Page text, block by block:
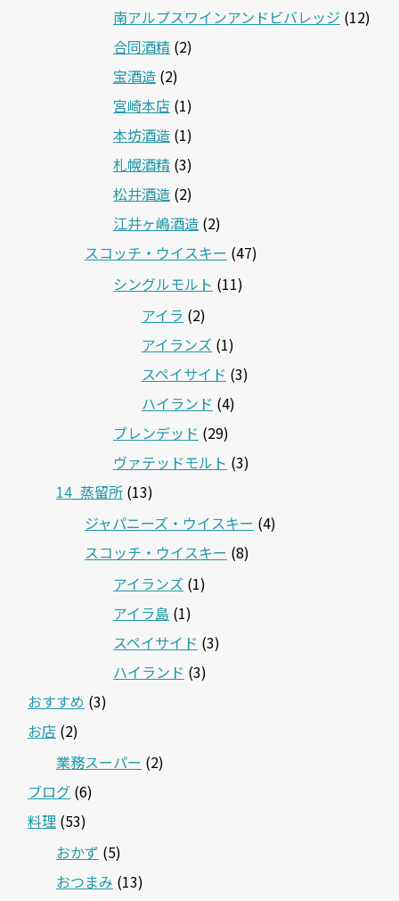
南アルプスワインアンドビバレッジ (12)
合同酒精 (2)
宝酒造 (2)
宮崎本店 (1)
本坊酒造 (1)
札幌酒精 (3)
松井酒造 (2)
江井ヶ嶋酒造 (2)
スコッチ・ウイスキー (47)
シングルモルト (11)
アイラ (2)
アイランズ (1)
スペイサイド (3)
ハイランド (4)
ブレンデッド (29)
ヴァテッドモルト (3)
14_蒸留所 (13)
ジャパニーズ・ウイスキー (4)
スコッチ・ウイスキー (8)
アイランズ (1)
アイラ島 (1)
スペイサイド (3)
ハイランド (3)
おすすめ (3)
お店 (2)
業務スーパー (2)
ブログ (6)
料理 (53)
おかず (5)
おつまみ (13)